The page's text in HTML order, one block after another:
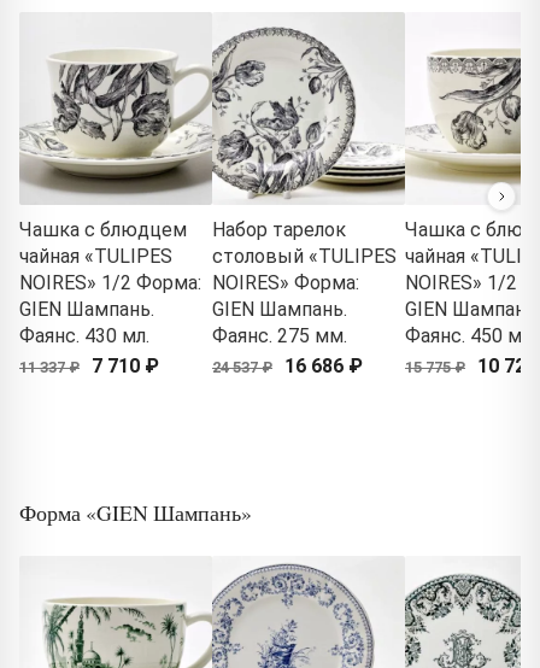
Чашка с блюдцем
чайная «TULIPES
NOIRES» 1/2 Форма:
GIEN Шампань.
Фаянс. 430 мл.
11 337 ₽ 7 710 ₽
Набор тарелок
столовый «TULIPES
NOIRES» Форма:
GIEN Шампань.
Фаянс. 275 мм.
24 537 ₽ 16 686 ₽
Чашка с
чайная
NOIRES» 1/2
GIEN Шампань.
Фаянс. 450 мл.
15 775 ₽ 10
Форма «GIEN Шампань»